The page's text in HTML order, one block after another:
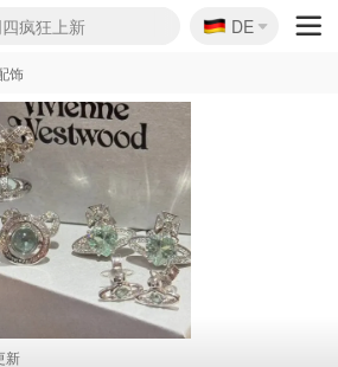
开抢！
疯狂上新
大促
折 随时失效
独家85折额外叠85折
闪促！每日更新
！5折起+叠9折
仅€192
🇩🇪
DE
饰
新